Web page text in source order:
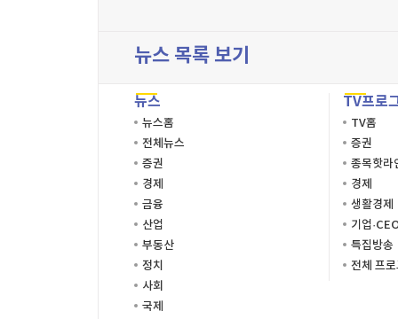
뉴스 목록 보기
뉴스
뉴스홈
전체뉴스
증권
경제
금융
산업
부동산
정치
사회
국제
TV프로
TV홈
증권
종목핫라
경제
생활경제
기업
특집방송
전체 프